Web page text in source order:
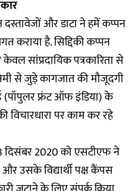
और डाटा ने हमें कप्पन
कराया है. सिद्दिकी कप्पन
सांप्रदायिक पत्रकारिता से
से जुड़े कागजात की मौजूदगी
फ्रंट ऑफ इंडिया) के
पर काम कर रहे
दिसंबर 2020 को एसटीएफ ने
उसके विद्यार्थी पक्ष कैंपस